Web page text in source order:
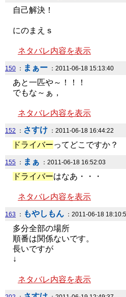
自己解決！
にのまえｓ
ネタバレ内容を表示
150 ： まぁー ：2011-06-18 15:13:40
あと一匹や～！！！
でもな～ぁ，
ネタバレ内容を表示
152 ： さすけ ：2011-06-18 16:44:22
ドライバーってどこですか？
155 ： まぁ ：2011-06-18 16:52:03
ドライバーはなあ・・・
ネタバレ内容を表示
163 ： もやしもん ：2011-06-18
多分全部の場所
順番は関係ないです。
長いですが
↓
ネタバレ内容を表示